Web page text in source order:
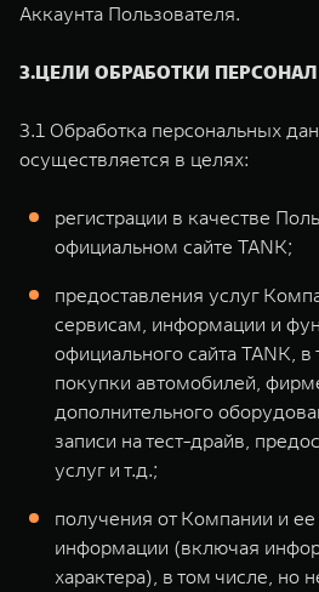
Аккаунта Пользователя.
3.ЦЕЛИ ОБРАБОТКИ
3.1 Обработка персональных
осуществляется в целях:
регистрации в качестве
официальном сайте TANK;
предоставления услуг
сервисам, информации и
официального сайта TANK,
покупки автомобилей,
дополнительного
записи на тест-драйв,
услуг и т.д.;
получения от Компании и ее
информации (включая
характера), в том числе, но